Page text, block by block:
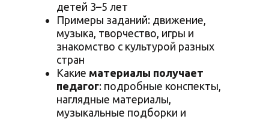
детей 3–5 лет
Примеры заданий: движение,
музыка, творчество, игры и
знакомство с культурой разных
стран
Какие материалы получает
педагог: подробные конспекты,
наглядные материалы,
музыкальные подборки и